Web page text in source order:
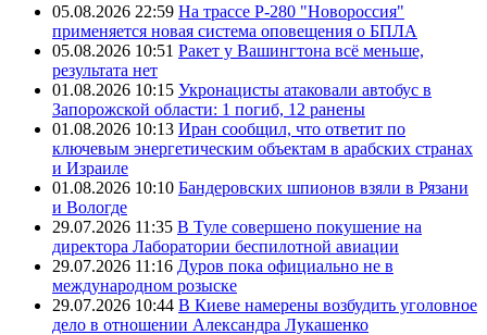
05.08.2026 22:59 На трассе Р-280 "Новороссия"
применяется новая система оповещения о БПЛА
05.08.2026 10:51 Ракет у Вашингтона всё меньше,
результата нет
01.08.2026 10:15 Укронацисты атаковали автобус в
Запорожской области: 1 погиб, 12 ранены
01.08.2026 10:13 Иран сообщил, что ответит по
ключевым энергетическим объектам в арабских странах
и Израиле
01.08.2026 10:10 Бандеровских шпионов взяли в Рязани
и Вологде
29.07.2026 11:35 В Туле совершено покушение на
директора Лаборатории беспилотной авиации
29.07.2026 11:16 Дуров пока официально не в
международном розыске
29.07.2026 10:44 В Киеве намерены возбудить уголовное
дело в отношении Александра Лукашенко